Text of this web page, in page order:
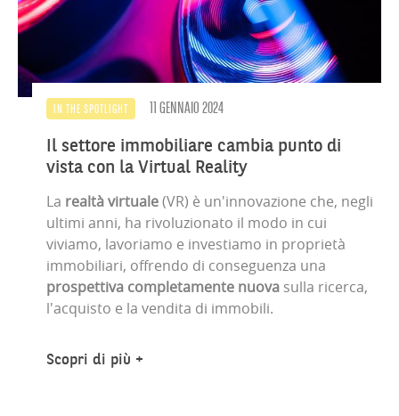
IN THE SPOTLIGHT 11 GENNAIO 2024
Il settore immobiliare cambia punto di
vista con la Virtual Reality
La realtà virtuale(VR) è un'innovazione che, negli
ultimi anni, ha rivoluzionato il modo in cui
viviamo, lavoriamo e investiamo in proprietà
immobiliari, offrendo di conseguenza una
prospettiva completamente nuova sulla ricerca,
l'acquisto e la vendita di immobili.
Scopri di più